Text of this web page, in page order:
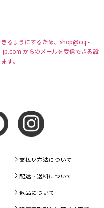
るようにするため、shop@ccp-
からのメールを受信できる設
す。
支払い方法について
配送・送料について
返品について